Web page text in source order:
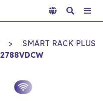
>
SMART RACK PLUS
2788VDCW